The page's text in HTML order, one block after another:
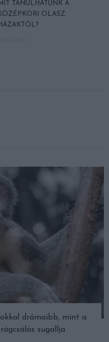
TANULHATUNK A
OLASZ
drámaibb, mint a
sugallja